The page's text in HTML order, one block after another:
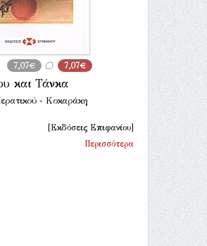
7,07€ 7,07€
και Τάνκα
- Κοκαράκη
[Εκδόσεις Επιφανίου]
Περισσότερα